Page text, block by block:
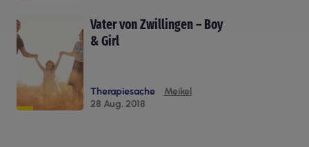
Vater von Zwillingen – Boy
& Girl
Therapiesache
Meikel
28 Aug. 2018